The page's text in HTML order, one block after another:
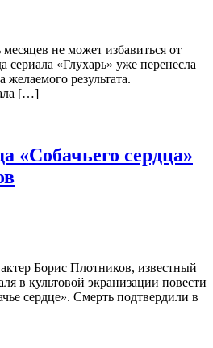
не может избавиться от
сериала «Глухарь» уже перенесла
результата.
[…]
«Собачьего сердца»
Борис Плотников, известный
в культовой экранизации повести
сердце». Смерть подтвердили в